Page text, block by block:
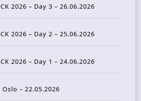
2026 – Day 3 – 26.06.2026
2026 – Day 2 – 25.06.2026
2026 – Day 1 – 24.06.2026
Oslo – 22.05.2026